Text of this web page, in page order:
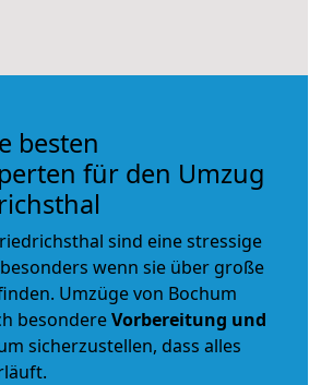
besten
für den Umzug
sind eine stressige
wenn sie über große
Umzüge von Bochum
besondereVorbereitung und
sicherzustellen, dass alles